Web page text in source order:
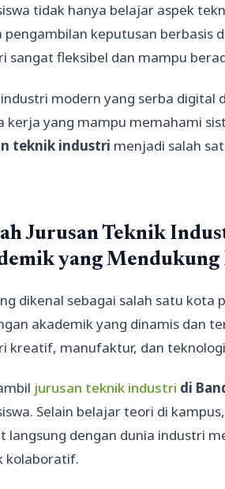
tidak hanya belajar aspek
pengambilan keputusan berbasis
sangat fleksibel dan mampu
modern yang serba
kerja yang mampu memahami
teknik industri menjadi salah
Jurusan Teknik
yang
dikenal sebagai salah satu
akademik yang dinamis dan
kreatif, manufaktur, dan
jurusan teknik industri di
Selain belajar teori di
langsung dengan dunia industri
kolaboratif.